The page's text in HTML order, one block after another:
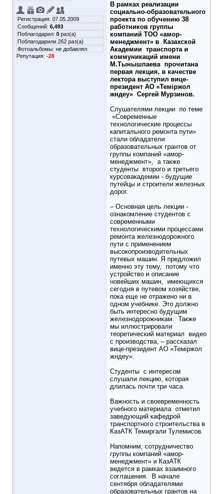
Регистрация: 07.05.2009
Сообщений: 6,493
Поблагодарил: 0 раз(а)
Поблагодарили 262 раз(а)
Фотоальбомы: не добавлял
Репутация: -28
В рамках реализации
социально-образовательного
проекта по обучению 38
работников группы
компаний ТОО «амор-
менеджмент» в Казахской
Академии транспорта и
коммуникаций имени
М.Тынышпаева прочитана
первая лекция, в качестве
лектора выступил вице-
президент АО «Теміржол
жндеу» Сергей Мурзинов.
Слушателями лекции по теме
«Современные
технологические процессы
капитального ремонта пути»
стали обладатели
образовательных грантов от
группы компаний «амор-
менеджмент», а также
студенты второго и третьего
курсовакадемии - будущие
путейцы и строители железных
дорог.
– Основная цель лекции -
ознакомление студентов с
современными
технологическими процессами
ремонта железнодорожного
пути с применением
высокопроизводительных
путевых машин. Я предложил
именно эту тему, потому что
устройство и описание
новейших машин, имеющихся
сегодня в путевом хозяйстве,
пока еще не отражено ни в
одном учебнике. Это должно
быть интересно будущим
железнодорожникам. Также
мы иллюстрировали
теоретический материал видео
с производства, – рассказал
вице-президент АО «Теміржол
жндеу».
Студенты с интересом
слушали лекцию, которая
длилась почти три часа.
Важность и своевременность
учебного материала отметил
заведующий кафедрой
транспортного строительства в
КазАТК Темиргали Тулемисов.
Напомним, сотрудничество
группы компаний «амор-
менеджмент» и КазАТК
ведется в рамках взаимного
соглашения. В начале
сентября обладателями
образовательных грантов на